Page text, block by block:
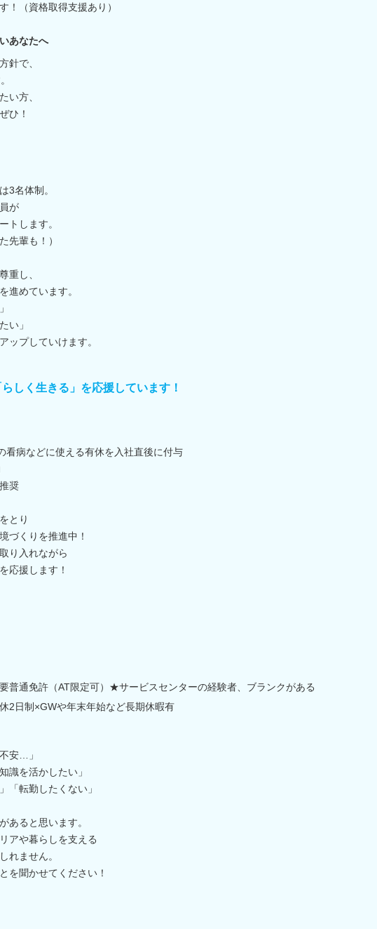
！（資格取得支援あり）
あなたへ
針で、
い方、
ひ！
3名体制。
が
トします。
先輩も！）
重し、
進めています。
い」
ップしていけます。
しく生きる」を応援しています！
看病などに使える有休を入社直後に付与
奨
とり
づくりを推進中！
り入れながら
応援します！
普通免許（AT限定可）★サービスセンターの経験者、ブランクがある
2日制×GWや年末年始など長期休暇有
安…」
識を活かしたい」
「転勤したくない」
あると思います。
アや暮らしを支える
れません。
を聞かせてください！